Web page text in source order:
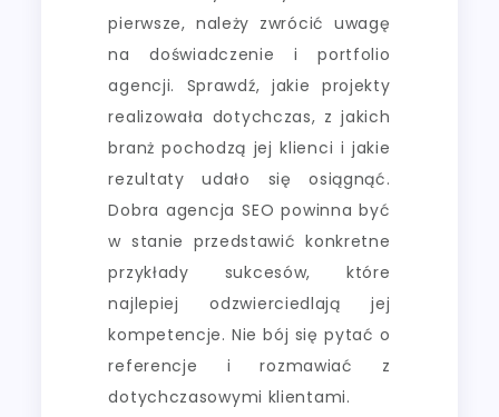
pierwsze, należy zwrócić uwagę
na doświadczenie i portfolio
agencji. Sprawdź, jakie projekty
realizowała dotychczas, z jakich
branż pochodzą jej klienci i jakie
rezultaty udało się osiągnąć.
Dobra agencja SEO powinna być
w stanie przedstawić konkretne
przykłady sukcesów, które
najlepiej odzwierciedlają jej
kompetencje. Nie bój się pytać o
referencje i rozmawiać z
dotychczasowymi klientami.